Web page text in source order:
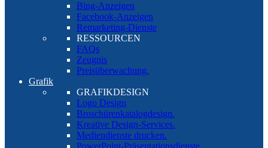
Bing-Anzeigen
Facebook-Anzeigen
Remarketing-Dienste
RESSOURCEN
FAQs
Zeugnis
Preisüberwachung.
Grafik
GRAFIKDESIGN
Logo Design
Broschürenkatalogdesign.
Kreative Design-Services.
Mediendienste drucken.
PowerPoint-Präsentationsdienste.